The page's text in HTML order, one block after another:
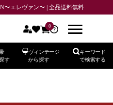
〜エレヴァン〜 | 全品送料無料
0
す
ヴィンテージ
から探す
キーワード
で検索する